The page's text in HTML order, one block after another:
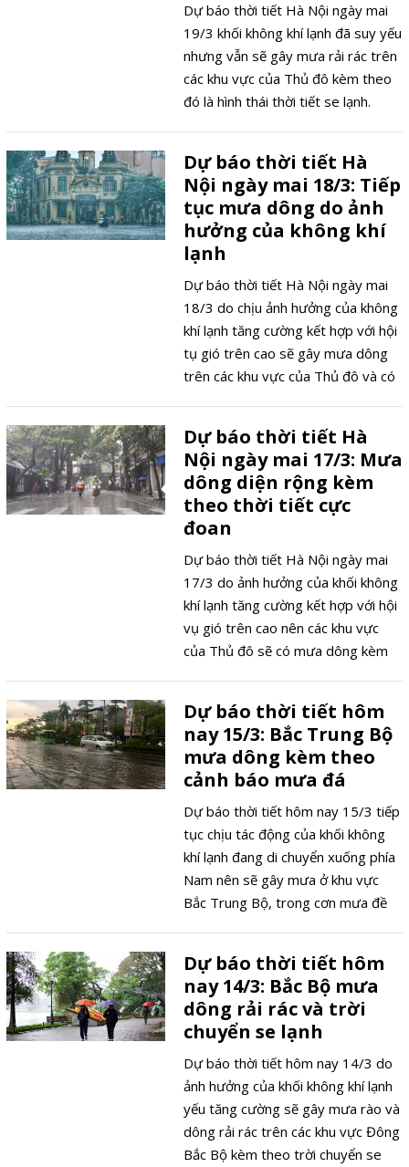
Dự báo thời tiết Hà Nội ngày mai
19/3 khối không khí lạnh đã suy yếu
nhưng vẫn sẽ gây mưa rải rác trên
các khu vực của Thủ đô kèm theo
đó là hình thái thời tiết se lạnh.
Dự báo thời tiết Hà
Nội ngày mai 18/3: Tiếp
tục mưa dông do ảnh
hưởng của không khí
lạnh
Dự báo thời tiết Hà Nội ngày mai
18/3 do chịu ảnh hưởng của không
khí lạnh tăng cường kết hợp với hội
tụ gió trên cao sẽ gây mưa dông
trên các khu vực của Thủ đô và có
gió giật mạnh.
Dự báo thời tiết Hà
Nội ngày mai 17/3: Mưa
dông diện rộng kèm
theo thời tiết cực
đoan
Dự báo thời tiết Hà Nội ngày mai
17/3 do ảnh hưởng của khối không
khí lạnh tăng cường kết hợp với hội
vụ gió trên cao nên các khu vực
của Thủ đô sẽ có mưa dông kèm
Dự báo thời tiết hôm
nay 15/3: Bắc Trung Bộ
mưa dông kèm theo
cảnh báo mưa đá
Dự báo thời tiết hôm nay 15/3 tiếp
tục chịu tác động của khối không
khí lạnh đang di chuyển xuống phía
Nam nên sẽ gây mưa ở khu vực
Bắc Trung Bộ, trong cơn mưa đề
Dự báo thời tiết hôm
nay 14/3: Bắc Bộ mưa
dông rải rác và trời
chuyển se lạnh
Dự báo thời tiết hôm nay 14/3 do
ảnh hưởng của khối không khí lạnh
yếu tăng cường sẽ gây mưa rào và
dông rải rác trên các khu vực Đông
Bắc Bộ kèm theo trời chuyển se